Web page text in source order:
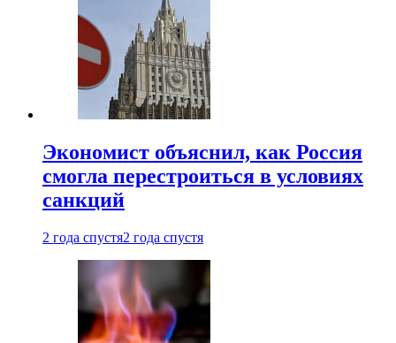
Экономист объяснил, как Россия
смогла перестроиться в условиях
санкций
2 года спустя2 года спустя